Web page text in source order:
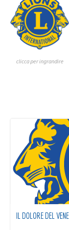
clicca per ingrandire
IL DOLORE DEL